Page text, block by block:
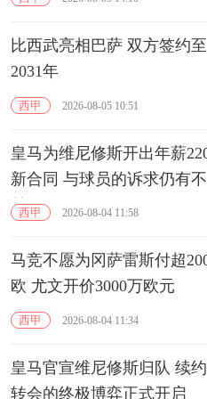
比西武亮相巴萨 双方签约至
2031年
西甲 2026-08-05 10:51
皇马为维尼修斯开出年薪
新合同 与球员的诉求仍有
差距
西甲 2026-08-04 11:58
马竞不愿为冈萨雷斯付超
欧 尤文开价3000万欧元
西甲 2026-08-04 11:34
皇马官宣维尼修斯归队 续
转会的终极博弈正式开启